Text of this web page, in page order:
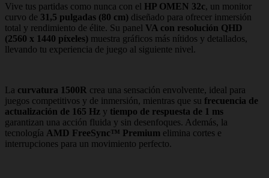
Vive tus partidas como nunca con el HP OMEN 32c, un monitor
curvo de 31,5 pulgadas (80 cm) diseñado para ofrecer inmersión
total y rendimiento de élite. Su panel VA con resolución QHD
(2560 x 1440 píxeles) muestra gráficos más nítidos y detallados,
llevando tu experiencia de juego al siguiente nivel.
La curvatura 1500R crea una sensación envolvente, ideal para
juegos competitivos y de inmersión, mientras que su frecuencia de
actualización de 165 Hz y tiempo de respuesta de 1 ms
garantizan una acción fluida y sin desenfoques. Además, la
tecnología AMD FreeSync™ Premium elimina cortes e
interrupciones para un movimiento perfecto.